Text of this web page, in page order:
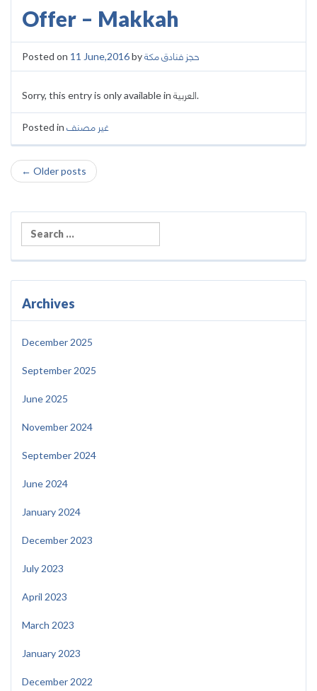
Offer – Makkah
Posted on 11 June,2016byحجز فنادق مكة
Sorry, this entry is only available in العربية.
Posted in غير مصنف
Post navigation
← Older posts
Archives
December 2025
September 2025
June 2025
November 2024
September 2024
June 2024
January 2024
December 2023
July 2023
April 2023
March 2023
January 2023
December 2022